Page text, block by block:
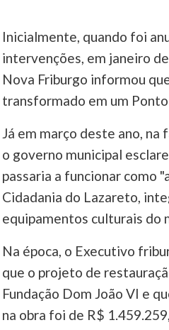
Inicialmente, quando foi
intervenções, em janeiro
Nova Friburgo informou
transformado em um
Já em março deste ano, na
o governo municipal
passaria a funcionar como
Cidadania do Lazareto,
equipamentos culturais do
Na época, o Executivo
que o projeto de
Fundação Dom João VI e
na obra foi de R$